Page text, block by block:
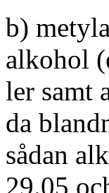
b)
alkohol
ler samt
da
sådan
29.05